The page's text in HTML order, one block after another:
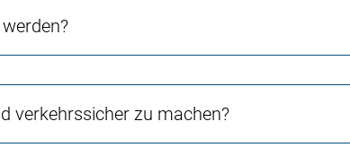
verkehrssicher zu machen?